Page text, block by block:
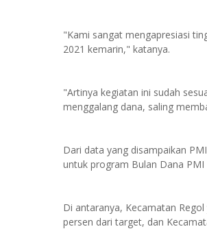
"Kami sangat mengapresiasi
2021 kemarin," katanya.
"Artinya kegiatan ini sudah
menggalang dana, saling
Dari data yang disampaikan
untuk program Bulan Dana
Di antaranya, Kecamatan
persen dari target, dan